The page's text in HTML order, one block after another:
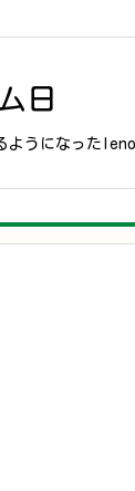
日
ようになった